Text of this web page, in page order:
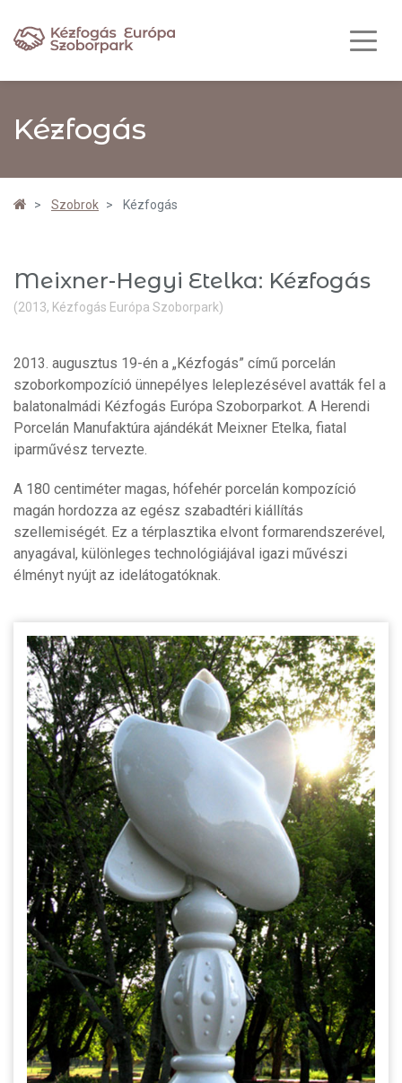
Kézfogás
Szobrok Kézfogás
Meixner-Hegyi Etelka: Kézfogás
(2013, Kézfogás Európa Szoborpark)
2013. augusztus 19-én a „Kézfogás” című porcelán
szoborkompozíció ünnepélyes leleplezésével avatták fel a
balatonalmádi Kézfogás Európa Szoborparkot. A Herendi
Porcelán Manufaktúra ajándékát Meixner Etelka, fiatal
iparművész tervezte.
A 180 centiméter magas, hófehér porcelán kompozíció
magán hordozza az egész szabadtéri kiállítás
szellemiségét. Ez a térplasztika elvont formarendszerével,
anyagával, különleges technológiájával igazi művészi
élményt nyújt az idelátogatóknak.